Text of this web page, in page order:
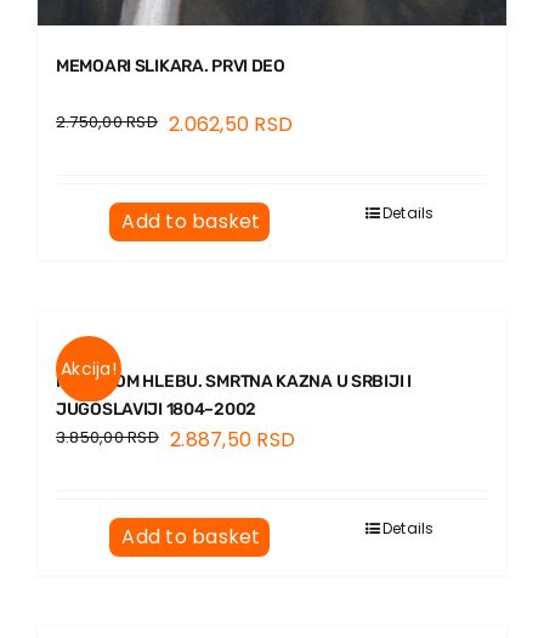
MEMOARI SLIKARA. PRVI DEO
2.750,00RSD 2.062,50 RSD
Add to basket Details
Akcija!
NA BELOM HLEBU. SMRTNA KAZNA U SRBIJI I
JUGOSLAVIJI 1804–2002
3.850,00RSD 2.887,50 RSD
Add to basket Details